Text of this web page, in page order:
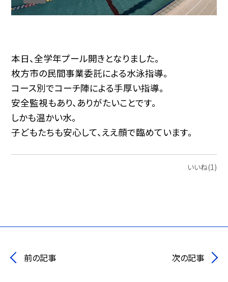
本日、全学年プール開きとなりました。
枚方市の民間事業委託による水泳指導。
コース別でコーチ陣による手厚い指導。
安全監視もあり、ありがたいことです。
しかも温かい水。
子どもたちも安心して、ええ顔で臨めています。
いいね(1)
前の記事 次の記事